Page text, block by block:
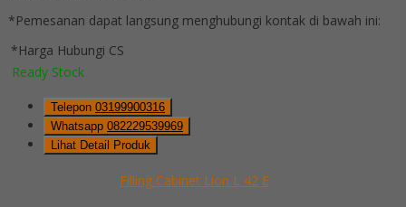
*Pemesanan dapat langsung menghubungi kontak di bawah ini:
*Harga Hubungi CS
Ready Stock
Telepon 03199900316
Whatsapp 082229539969
Lihat Detail Produk
Filling Cabinet Lion L 42 E